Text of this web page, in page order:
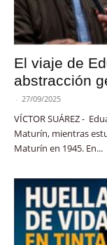
El viaje de
abstracción
- 27/09/2025
VÍCTOR SUÁREZ -
Maturín, mientras
Maturín en 1945. En...